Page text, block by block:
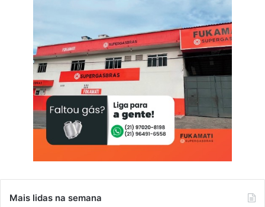
Mais lidas na semana